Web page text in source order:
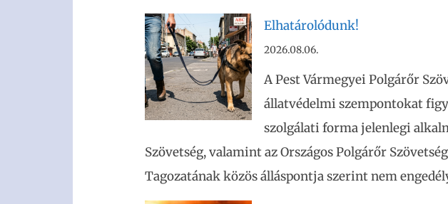
Elhatárolódunk!
2026.08.06.
A Pest Vármegyei Polgárőr
állatvédelmi szempontokat
szolgálati forma jelenlegi
Szövetség, valamint az Országos Polgárőr
Tagozatának közös álláspontja szerint nem